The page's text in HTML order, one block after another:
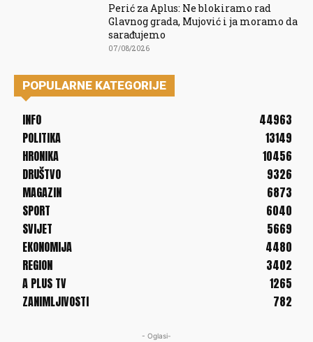
Perić za Aplus: Ne blokiramo rad
Glavnog grada, Mujović i ja moramo da
sarađujemo
07/08/2026
POPULARNE KATEGORIJE
INFO
44963
POLITIKA
13149
HRONIKA
10456
DRUŠTVO
9326
MAGAZIN
6873
SPORT
6040
SVIJET
5669
EKONOMIJA
4480
REGION
3402
A PLUS TV
1265
ZANIMLJIVOSTI
782
- Oglasi-